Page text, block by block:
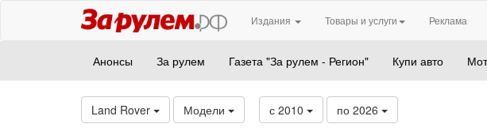
Издания Товары и услуги Реклама
Анонсы За рулем Газета "За рулем - Регион" Купи авто
Land Rover Модели с 2010 по 2026